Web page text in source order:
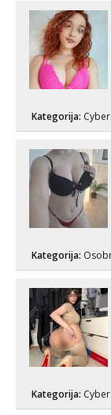
Kategorija:
Kategorija:
Kategorija: